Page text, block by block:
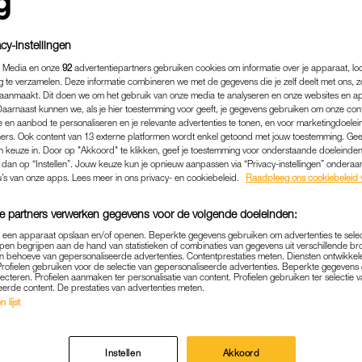
een meisje. Het bleek tóch een jongen te
ze had verwacht.
over voorKek Mamaen wij belden haar op.
Lees ook
koningsdroom, maar krijgt tweede zoon: ‘Ik mag
uitspreken?’
WETEN’
zwanger was en een echo liet maken, vertelde de
geslacht van haar kind. “In principe hoor je pas vanaf
vaker dat je vanaf de dertiende week óók al een
dat het al kon en wilden het gelijk weten.”
INSLAAN
instellingen
en onze 92 advertentiepartners gebruiken cookies om informatie over je apparaat,
te verzamelen. Deze informatie combineren we met de gegevens die je zelf deelt met ons,
Dit doen we om het gebruik van onze media te analyseren en onze websites en
kunnen we, als je hier toestemming voor geeft, je gegevens gebruiken om onze
en aanbod te personaliseren en je relevante advertenties te tonen, en voor
Ook content van 13 externe platformen wordt enkel getoond met jouw toestemming.
keuze in. Door op "Akkoord" te klikken, geef je toestemming voor onderstaande
op “Instellen”. Jouw keuze kun je opnieuw aanpassen via “Privacy-instellingen”
van onze apps. Lees meer in ons privacy- en cookiebeleid.
Raadpleeg ons cookiebeleid
partners verwerken gegevens voor de volgende doeleinden:
apparaat opslaan en/of openen. Beperkte gegevens gebruiken om advertenties te
begrijpen aan de hand van statistieken of combinaties van gegevens uit verschillende
behoeve van gepersonaliseerde advertenties. Contentprestaties meten. Diensten
gebruiken voor de selectie van gepersonaliseerde advertenties. Beperkte
Profielen aanmaken ter personalisatie van content. Profielen gebruiken ter selectie
content. De prestaties van advertenties meten.
lijst
Instellen Akkoord